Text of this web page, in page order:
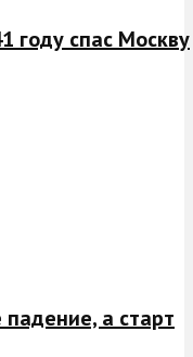
году спас Москву
падение, а старт